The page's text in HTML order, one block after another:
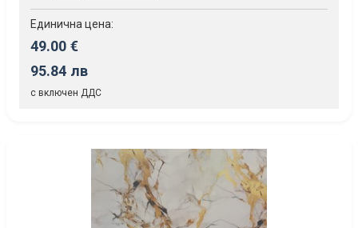
Единична цена:
49.00 €
95.84 лв
с включен ДДС